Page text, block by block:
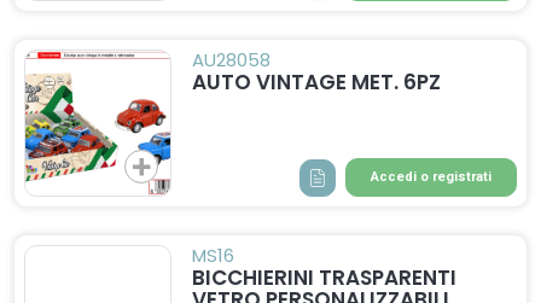
AU28058
AUTO VINTAGE MET. 6PZ
Accedi o registrati
MS16
BICCHIERINI TRASPARENTI